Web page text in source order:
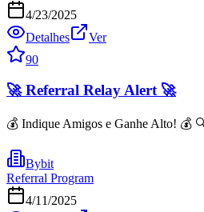
4/23/2025
Detalhes
Ver
90
🚀 Referral Relay Alert 🚀
💰 Indique Amigos e Ganhe Alto! 💰
Bybit
Referral Program
4/11/2025